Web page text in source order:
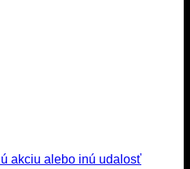
akciu alebo inú udalosť